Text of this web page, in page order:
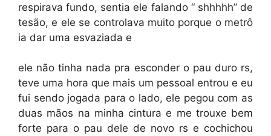
respirava fundo, sentia ele falando “ shhhhh” de
tesão, e ele se controlava muito porque o metrô
ia dar uma esvaziada e
ele não tinha nada pra esconder o pau duro rs,
teve uma hora que mais um pessoal entrou e eu
fui sendo jogada para o lado, ele pegou com as
duas mãos na minha cintura e me trouxe bem
forte para o pau dele de novo rs e cochichou